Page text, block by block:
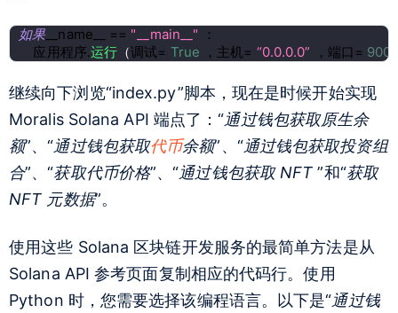
如果__name__ == "__main__"
：
应用程序.运行 （调试= True ，主机= “0.0.0.0” ，端口=
继续向下浏览“index.py”脚本，现在是时候开始实现
Moralis Solana API 端点了：“通过钱包获取原生余
额”、“通过钱包获取代币余额”、“通过钱包获取投资组
合”、“获取代币价格”、“通过钱包获取 NFT ”和“获取
NFT 元数据”。
使用这些 Solana 区块链开发服务的最简单方法是从
Solana API 参考页面复制相应的代码行。使用
Python 时，您需要选择该编程语言。以下是“通过钱